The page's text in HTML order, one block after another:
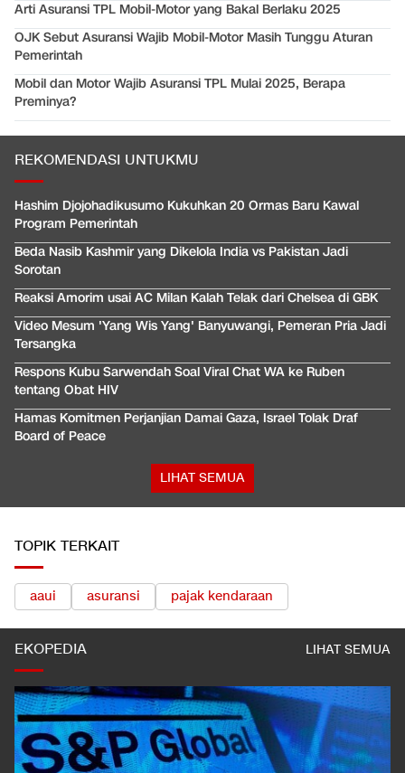
Arti Asuransi TPL Mobil-Motor yang Bakal Berlaku 2025
OJK Sebut Asuransi Wajib Mobil-Motor Masih Tunggu Aturan
Pemerintah
Mobil dan Motor Wajib Asuransi TPL Mulai 2025, Berapa
Preminya?
REKOMENDASI UNTUKMU
Hashim Djojohadikusumo Kukuhkan 20 Ormas Baru Kawal
Program Pemerintah
Beda Nasib Kashmir yang Dikelola India vs Pakistan Jadi
Sorotan
Reaksi Amorim usai AC Milan Kalah Telak dari Chelsea di GBK
Video Mesum 'Yang Wis Yang' Banyuwangi, Pemeran Pria Jadi
Tersangka
Respons Kubu Sarwendah Soal Viral Chat WA ke Ruben
tentang Obat HIV
Hamas Komitmen Perjanjian Damai Gaza, Israel Tolak Draf
Board of Peace
LIHAT SEMUA
TOPIK TERKAIT
aaui asuransi pajak kendaraan
EKOPEDIA LIHAT SEMUA